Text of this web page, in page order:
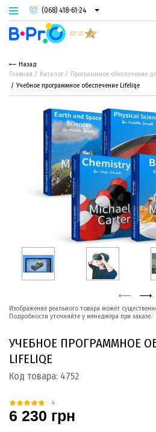
(068) 418-61-24
(093) 974-66-94
(095) 987-29-55
Назад
Главная
Каталог
Программное обеспечение
Учебное программное обеспечение Lifeliqe
Изображение реального товара может
Подробности уточняйте у менеджера при заказе.
УЧЕБНОЕ ПРОГРАММНОЕ
LIFELIQE
Код товара: 4752
4
6 230 грн